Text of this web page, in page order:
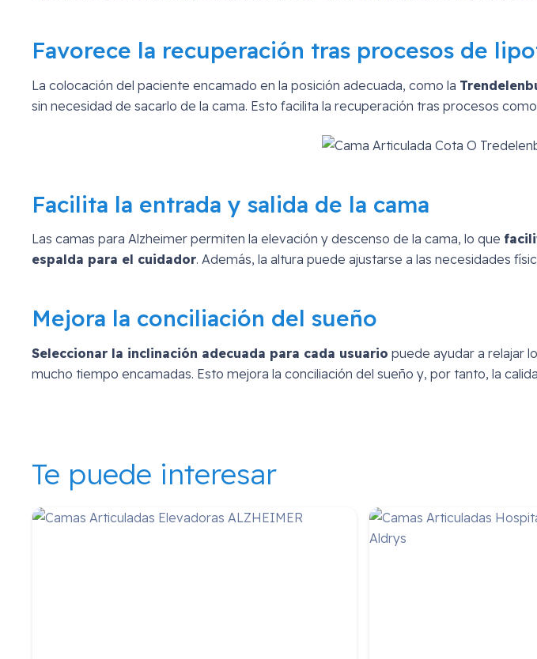
Favorece la recuperación tras procesos de
La colocación del paciente encamado en la posición adecuada, como la
sin necesidad de sacarlo de la cama. Esto facilita la recuperación tras procesos
Facilita la entrada y salida de la cama
Las camas para Alzheimer permiten la elevación y descenso de la cama, lo que
espalda para el cuidador. Además, la altura puede ajustarse a las necesidades
Mejora la conciliación del sueño
Seleccionar la inclinación adecuada para cada usuario puede ayudar a relajar
mucho tiempo encamadas. Esto mejora la conciliación del sueño y, por tanto, la
Te puede interesar